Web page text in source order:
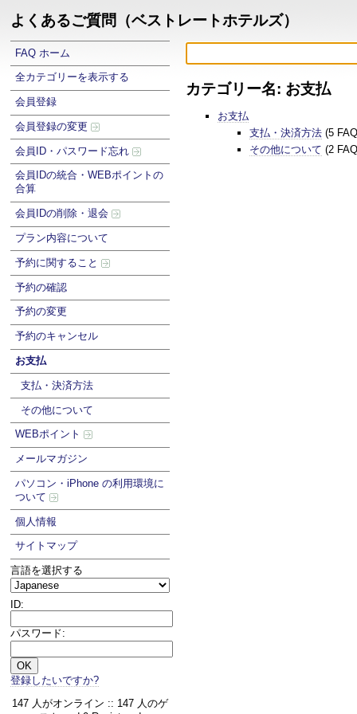
よくあるご質問（ベストレートホテルズ）
FAQ ホーム
全カテゴリーを表示する
会員登録
会員登録の変更
会員ID・パスワード忘れ
会員IDの統合・WEBポイントの
合算
会員IDの削除・退会
プラン内容について
予約に関すること
予約の確認
予約の変更
予約のキャンセル
お支払
支払・決済方法
その他について
WEBポイント
メールマガジン
パソコン・iPhone の利用環境に
ついて
個人情報
サイトマップ
言語を選択する
ID:
パスワード:
登録したいですか?
147 人がオンライン :: 147 人のゲ
カテゴリー名: お支払
お支払
支払・決済方法(5
その他について (2